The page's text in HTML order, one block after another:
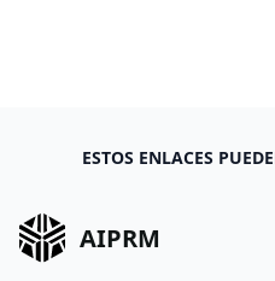
ESTOS ENLACES
AIPRM